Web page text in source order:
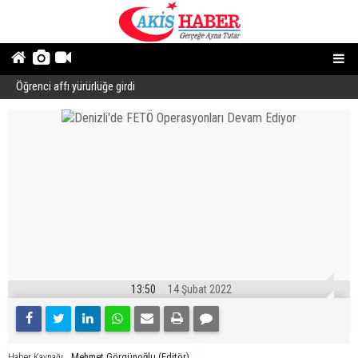
Öğrenci affı yürürlüğe girdi
13:50 14 Şubat 2022